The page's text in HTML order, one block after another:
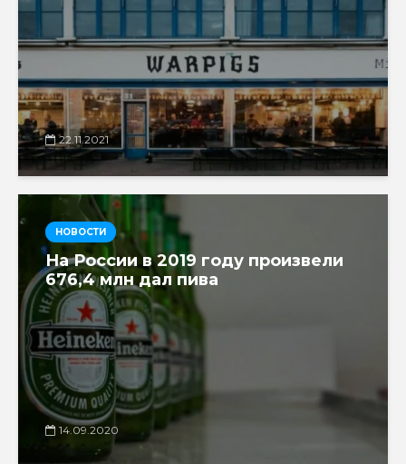
22.11.2021
НОВОСТИ
На России в 2019 году произвели
676,4 млн дал пива
14.09.2020